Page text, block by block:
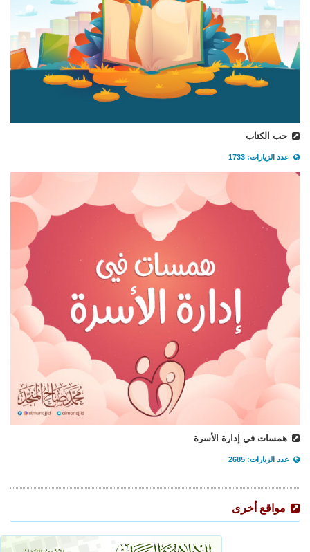
حب الكتاب
عدد الزيارات: 1733
همسات في إدارة الأسرة
عدد الزيارات: 2685
مواقع أخرى